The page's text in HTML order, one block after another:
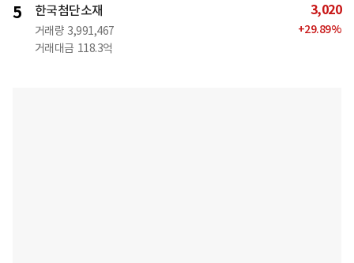
5 한국첨단소재
거래량 3,991,467
거래대금 118.3억
3,020
+29.89%